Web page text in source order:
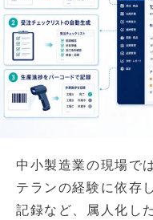
中小製造業の現場で
テランの経験に依存
記録など、属人化し